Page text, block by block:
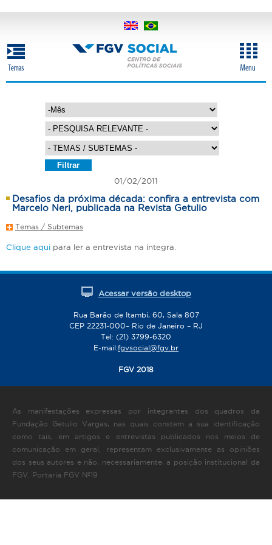
conteúdo
principal
M
ê
s
01/02/2011
Desafios da próxima década: confira a entrevista com
Marcelo Neri, publicada na Revista Getulio
Temas / Subtemas
Clique aqui para ler a entrevista na íntegra.
Acessar versão desktop
Rua Barão de Itambi, 60, Sala 807
CEP 22231-000– Rio de Janeiro – RJ
Tel: (21) 3799-6320
E-mail:fgvsocial@fgv.br
FGV 2018
As manifestações expressas por integrantes dos quadros da
Fundação Getulio Vargas, nas quais constem a sua identificação
como tais, em artigos e entrevistas publicados nos meios de
comunicação em geral, representam exclusivamente as opiniões
dos seus autores e não, necessariamente, a posição institucional da
FGV. Portaria FGV Nº19